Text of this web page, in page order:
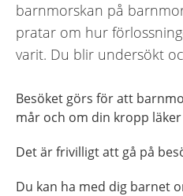
barnmorskan på
pratar om hur
varit. Du blir undersökt
Besöket görs för att
mår och om din kropp
Det är frivilligt att gå på
Du kan ha med dig barnet